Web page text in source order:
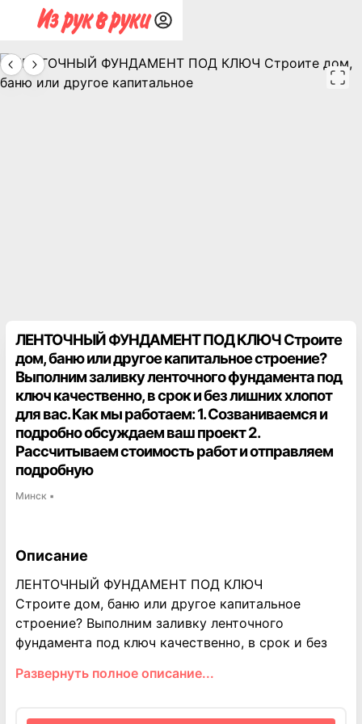
ЛЕНТОЧНЫЙ ФУНДАМЕНТ ПОД КЛЮЧ Строите
дом, баню или другое капитальное строение?
Выполним заливку ленточного фундамента под
ключ качественно, в срок и без лишних хлопот
для вас. Как мы работаем: 1. Созваниваемся и
подробно обсуждаем ваш проект 2.
Рассчитываем стоимость работ и отправляем
подробную
Минск ▪
Описание
Развернуть полное описание...
ЛЕНТОЧНЫЙ ФУНДАМЕНТ ПОД КЛЮЧ
Строите дом, баню или другое капитальное
строение? Выполним заливку ленточного
фундамента под ключ качественно, в срок и без
Как мы работаем:
проект